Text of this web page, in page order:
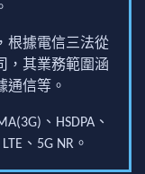
根據電信三法從
，其業務範圍涵
通信等。
、HSDPA、
、5G NR。